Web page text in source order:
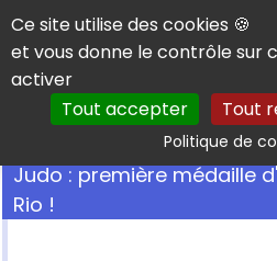
Panneau de gestion des cookies
Ce site utilise des cookies 🍪
et vous donne le contrôle sur
activer
Tout accepter
Tout
Politique de
Judo : première médaille
Rio !